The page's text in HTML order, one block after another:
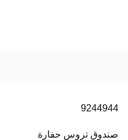
9244944
صندوق تروس حفارة